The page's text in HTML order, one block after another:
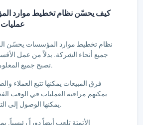
كيف يحسّن نظام تخطيط موارد
عمليات
نظام تخطيط موارد المؤسسات يحسّن
جميع أنحاء الشركة. بدلاً من عمل
تصبح جميع المعلومات متصلة ببعضها.
فرق المبيعات يمكنها تتبع العملاء
يمكنهم مراقبة العمليات في الوقت
يمكنها الوصول إلى التقارير الدقيقة فوراً.
الأتمتة تلعب أيضاً دوراً رئيسياً.